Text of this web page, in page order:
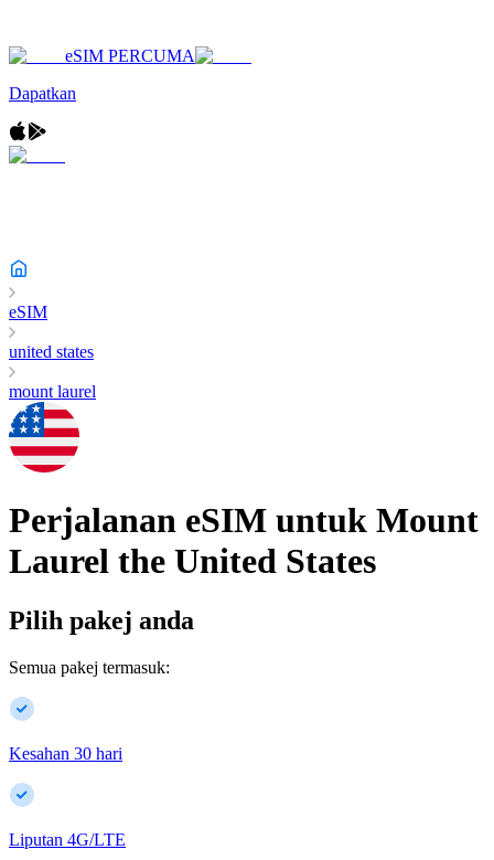
eSIM PERCUMA
Dapatkan
eSIM
united states
mount laurel
Perjalanan eSIM untuk Mount
Laurel the United States
Pilih pakej anda
Semua pakej termasuk:
Kesahan 30 hari
Liputan 4G/LTE